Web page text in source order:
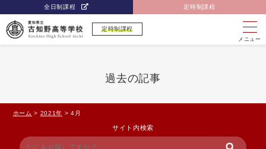
全日制課程 定時制課程
定時制課程
メニュー
過去の記事
ホーム > 2021年 > 4月
サイト内検索